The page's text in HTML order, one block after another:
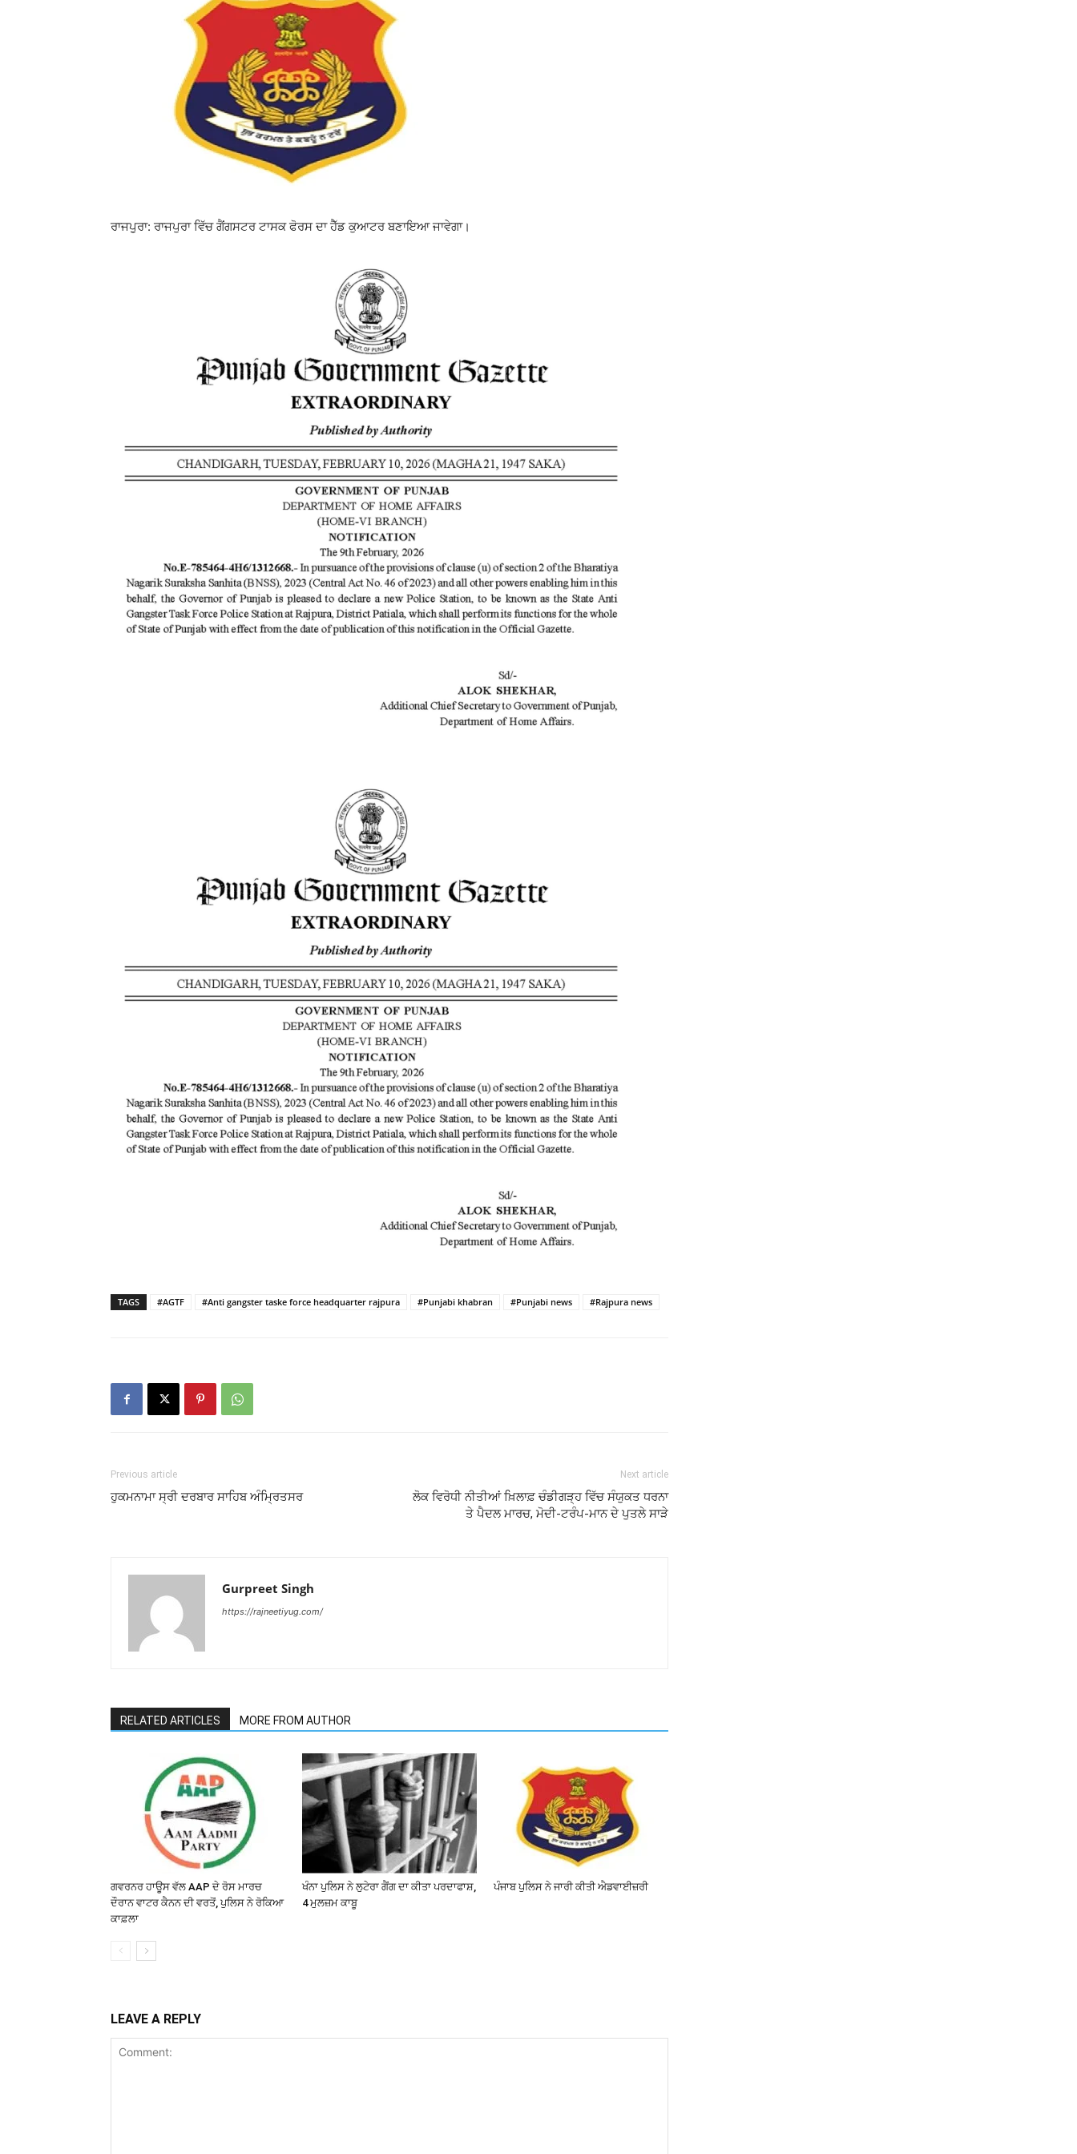
ਰਾਜਪੁੁਰਾ: ਰਾਜਪੁਰਾ ਵਿੱਚ ਗੈਂਗਸਟਰ ਟਾਸਕ ਫੋਰਸ ਦਾ ਹੈੱਡ ਕੁਆਟਰ ਬਣਾਇਆ ਜਾਵੇਗਾ।
TAGS #AGTF #Anti gangster taske force headquarter rajpura #Punjabi khabran #Punjabi news #Rajpura news
Previous article
ਹੁਕਮਨਾਮਾ ਸ੍ਰੀ ਦਰਬਾਰ ਸਾਹਿਬ ਅੰਮ੍ਰਿਤਸਰ
Next article
ਲੋਕ ਵਿਰੋਧੀ ਨੀਤੀਆਂ ਖ਼ਿਲਾਫ਼ ਚੰਡੀਗੜ੍ਹ ਵਿੱਚ ਸੰਯੁਕਤ ਧਰਨਾ
ਤੇ ਪੈਦਲ ਮਾਰਚ, ਮੋਦੀ-ਟਰੰਪ-ਮਾਨ ਦੇ ਪੁਤਲੇ ਸਾੜੇ
Gurpreet Singh
https://rajneetiyug.com/
RELATED ARTICLES MORE FROM AUTHOR
ਗਵਰਨਰ ਹਾਊਸ ਵੱਲ AAP ਦੇ ਰੋਸ ਮਾਰਚ
ਦੌਰਾਨ ਵਾਟਰ ਕੈਨਨ ਦੀ ਵਰਤੋਂ, ਪੁਲਿਸ ਨੇ ਰੋਕਿਆ
ਕਾਫ਼ਲਾ
ਖੰਨਾ ਪੁਲਿਸ ਨੇ ਲੁਟੇਰਾ ਗੈਂਗ ਦਾ ਕੀਤਾ ਪਰਦਾਫਾਸ਼,
4 ਮੁਲਜ਼ਮ ਕਾਬੂ
ਪੰਜਾਬ ਪੁਲਿਸ ਨੇ ਜਾਰੀ ਕੀਤੀ ਐਡਵਾਈਜ਼ਰੀ
LEAVE A REPLY